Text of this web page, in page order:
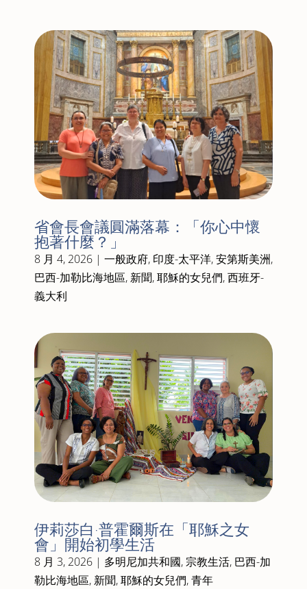
省會長會議圓滿落幕：「你心中懷
抱著什麼？」
8 月 4, 2026| 一般政府, 印度-太平洋,安第斯美洲,
巴西-加勒比海地區, 新聞,耶穌的女兒們,西班牙-
義大利
伊莉莎白·普霍爾斯在「耶穌之女
會」開始初學生活
8 月 3, 2026| 多明尼加共和國,宗教生活, 巴西-加
勒比海地區, 新聞,耶穌的女兒們,青年